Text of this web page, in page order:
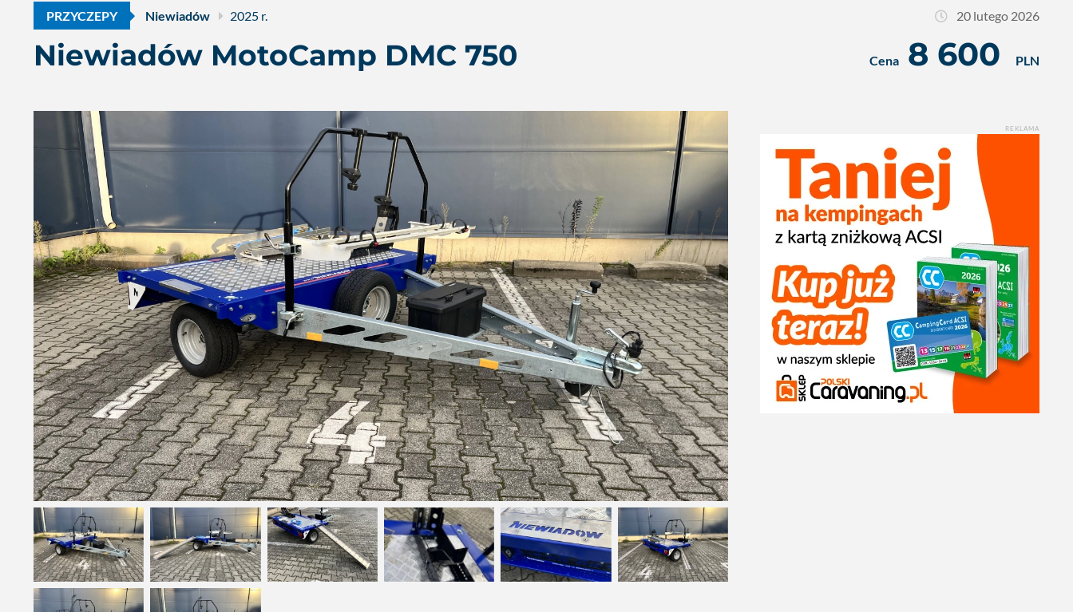
PRZYCZEPY Niewiadów 2025 r. 20 lutego 2026
Niewiadów MotoCamp DMC 750 Cena8 600 PLN
REKLAMA